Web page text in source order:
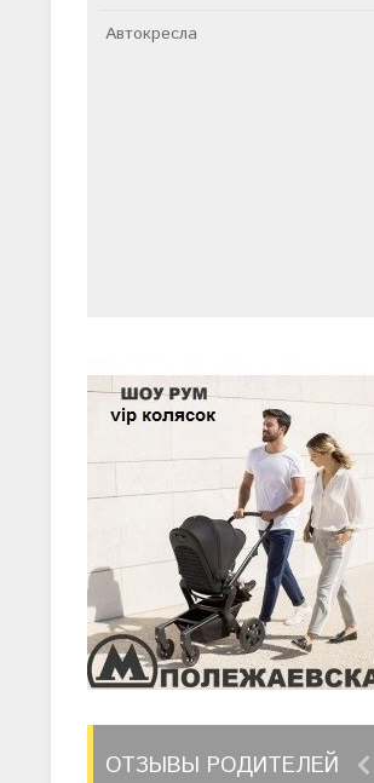
Автокресла
ОТЗЫВЫ РОДИТЕЛЕЙ